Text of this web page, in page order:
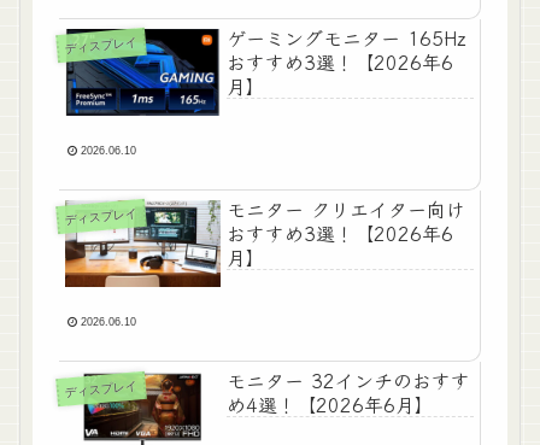
ディスプレイ
ゲーミングモニター 165Hz
おすすめ3選！【2026年6
月】
2026.06.10
ディスプレイ
モニター クリエイター向け
おすすめ3選！【2026年6
月】
2026.06.10
ディスプレイ
モニター 32インチのおすす
め4選！【2026年6月】